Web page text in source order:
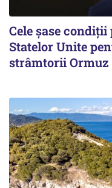
Cele șase
Statelor Unite
strâmtorii Ormuz